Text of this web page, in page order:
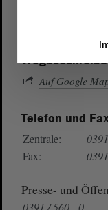
Auf Google
Telefon und
Zentrale:
Fax:
Presse- und
0391 / 560 - 0